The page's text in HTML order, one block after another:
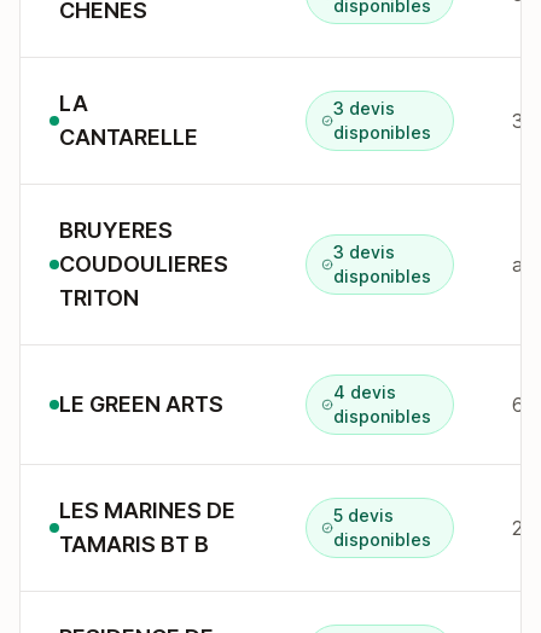
CHENES
disponibles
LA
CANTARELLE
3 devis
disponibles
BRUYERES
COUDOULIERES
TRITON
3 devis
disponibles
LE GREEN ARTS
4 devis
disponibles
LES MARINES DE
TAMARIS BT B
5 devis
disponibles